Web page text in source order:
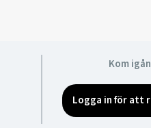
Kom
Logga in för att